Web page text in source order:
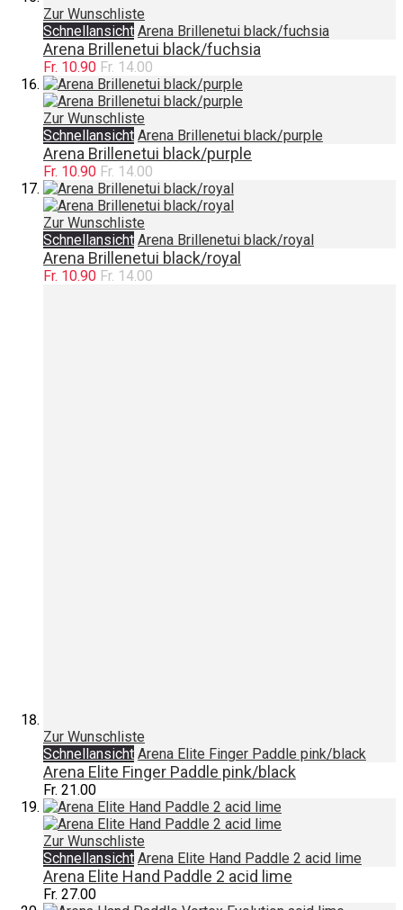
Zur Wunschliste
Schnellansicht Arena Brillenetui black/fuchsia
Arena Brillenetui black/fuchsia
Fr. 10.90 Fr. 14.00
Zur Wunschliste
Schnellansicht Arena Brillenetui black/purple
Arena Brillenetui black/purple
Fr. 10.90 Fr. 14.00
Zur Wunschliste
Schnellansicht Arena Brillenetui black/royal
Arena Brillenetui black/royal
Fr. 10.90 Fr. 14.00
Zur Wunschliste
Schnellansicht Arena Elite Finger Paddle pink/black
Arena Elite Finger Paddle pink/black
Fr. 21.00
Zur Wunschliste
Schnellansicht Arena Elite Hand Paddle 2 acid lime
Arena Elite Hand Paddle 2 acid lime
Fr. 27.00